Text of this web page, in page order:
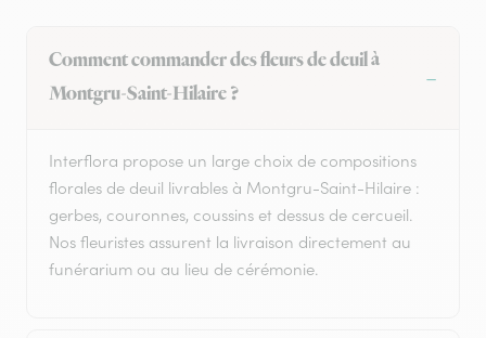
Comment commander des fleurs de deuil à
Montgru-Saint-Hilaire ?
Interflora propose un large choix de compositions
florales de deuil livrables à Montgru-Saint-Hilaire :
gerbes, couronnes, coussins et dessus de cercueil.
Nos fleuristes assurent la livraison directement au
funérarium ou au lieu de cérémonie.